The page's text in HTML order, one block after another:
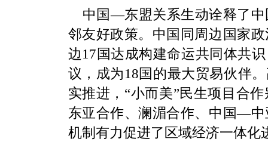
中国—东盟关系生动诠释了
邻友好政策。中国同周边国家
边17国达成构建命运共同体共
议，成为18国的最大贸易伙伴
实推进，“小而美”民生项目合
东亚合作、澜湄合作、中国—
机制有力促进了区域经济一体化